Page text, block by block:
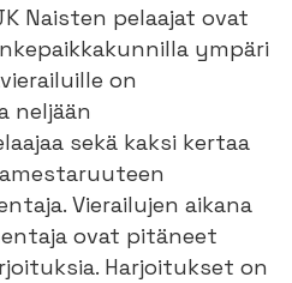
Naisten pelaajat ovat
ympäri
on
neljään
sekä kaksi kertaa
Vierailujen aikana
ovat pitäneet
Harjoitukset on